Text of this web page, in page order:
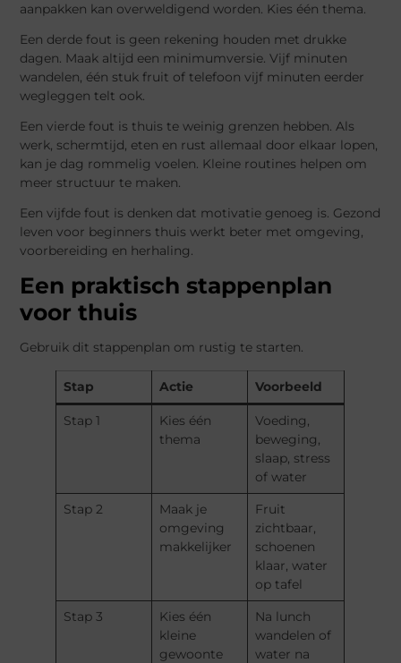
aanpakken kan overweldigend worden. Kies één thema.
Een derde fout is geen rekening houden met drukke
dagen. Maak altijd een minimumversie. Vijf minuten
wandelen, één stuk fruit of telefoon vijf minuten eerder
wegleggen telt ook.
Een vierde fout is thuis te weinig grenzen hebben. Als
werk, schermtijd, eten en rust allemaal door elkaar lopen,
kan je dag rommelig voelen. Kleine routines helpen om
meer structuur te maken.
Een vijfde fout is denken dat motivatie genoeg is. Gezond
leven voor beginners thuis werkt beter met omgeving,
voorbereiding en herhaling.
Een praktisch stappenplan
voor thuis
Gebruik dit stappenplan om rustig te starten.
Stap Actie Voorbeeld
Stap 1
Kies één
thema
Voeding,
beweging,
slaap, stress
of water
Stap 2
Maak je
omgeving
makkelijker
Fruit
zichtbaar,
schoenen
klaar, water
op tafel
Stap 3
Kies één
kleine
gewoonte
Na lunch
wandelen of
water na